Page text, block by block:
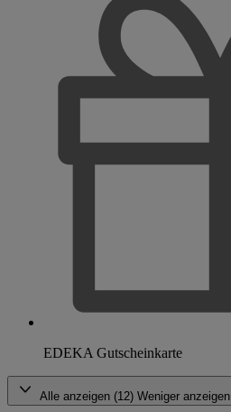
EDEKA Gutscheinkarte
Alle anzeigen (12) Weniger anzeigen